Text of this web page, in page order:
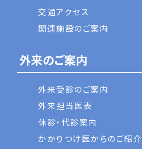
交通アクセス
関連施設のご案内
外来のご案内
外来受診のご案内
外来担当医表
休診・代診案内
かかりつけ医からのご紹介